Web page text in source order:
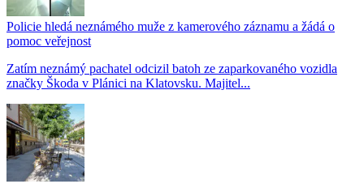
Policie hledá neznámého muže z kamerového záznamu a žádá o
pomoc veřejnost
Zatím neznámý pachatel odcizil batoh ze zaparkovaného vozidla
značky Škoda v Plánici na Klatovsku. Majitel...